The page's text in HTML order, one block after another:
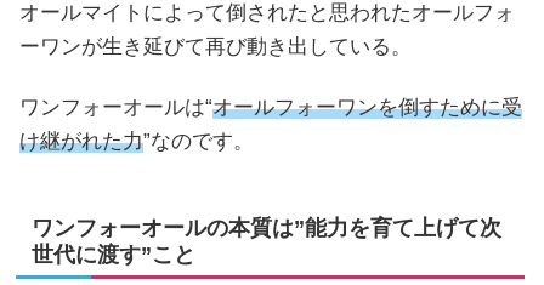
オールマイトによって倒されたと思われたオールフォ
ーワンが生き延びて再び動き出している。
ワンフォーオールは“オールフォーワンを倒すために受
け継がれた力”なのです。
ワンフォーオールの本質は”能力を育て上げて次
世代に渡す”こと